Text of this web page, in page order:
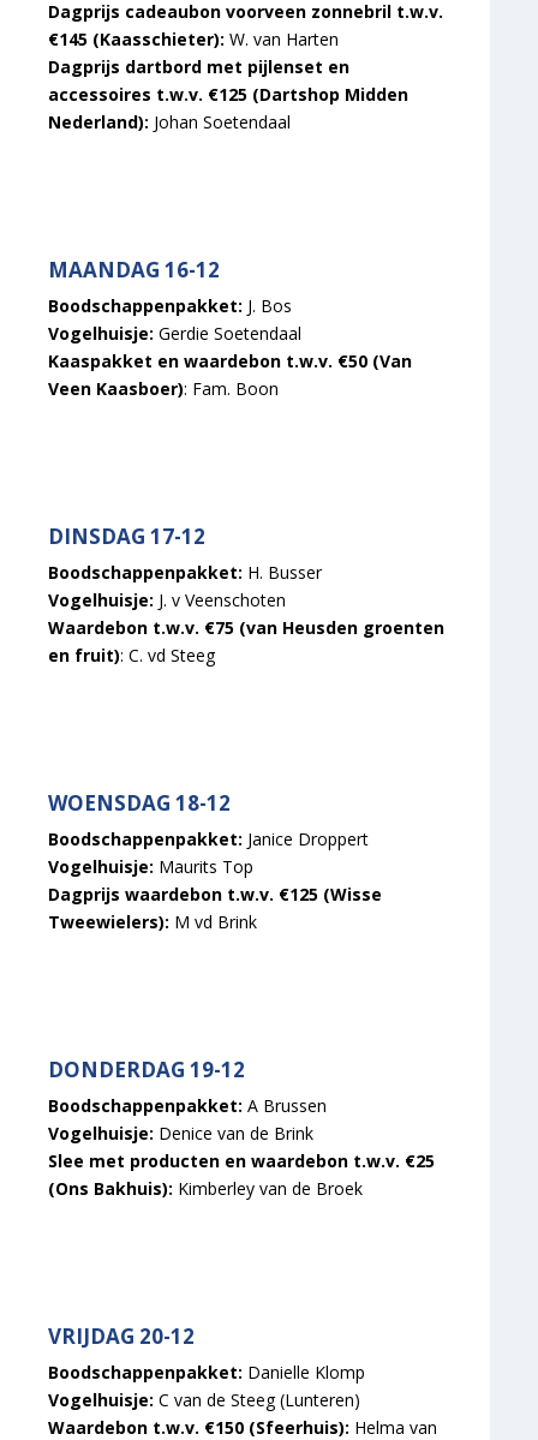
Dagprijs cadeaubon voorveen zonnebril t.w.v.
€145 (Kaasschieter): W. van Harten
Dagprijs dartbord met pijlenset en
accessoires t.w.v. €125 (Dartshop Midden
Nederland): Johan Soetendaal
MAANDAG 16-12
Boodschappenpakket: J. Bos
Vogelhuisje: Gerdie Soetendaal
Kaaspakket en waardebon t.w.v. €50 (Van
Veen Kaasboer): Fam. Boon
DINSDAG 17-12
Boodschappenpakket: H. Busser
Vogelhuisje: J. v Veenschoten
Waardebon t.w.v. €75 (van Heusden groenten
en fruit): C. vd Steeg
WOENSDAG 18-12
Boodschappenpakket: Janice Droppert
Vogelhuisje: Maurits Top
Dagprijs waardebon t.w.v. €125 (Wisse
Tweewielers): M vd Brink
DONDERDAG 19-12
Boodschappenpakket: A Brussen
Vogelhuisje: Denice van de Brink
Slee met producten en waardebon t.w.v. €25
(Ons Bakhuis): Kimberley van de Broek
VRIJDAG 20-12
Boodschappenpakket: Danielle Klomp
Vogelhuisje: C van de Steeg (Lunteren)
Waardebon t.w.v. €150 (Sfeerhuis): Helma van